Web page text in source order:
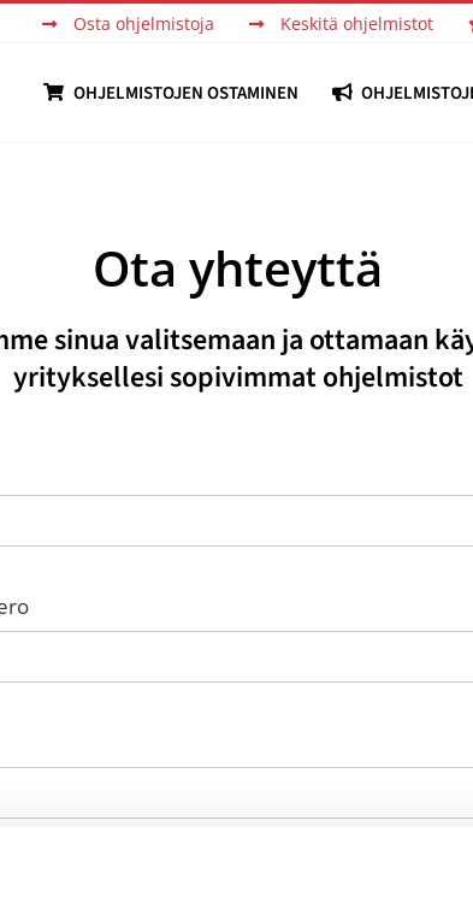
Osta ohjelmistoja Keskitä ohjelmistot
OHJELMISTOJEN OSTAMINEN
Ota yhteyttä
sinua valitsemaan ja ottamaan
yrityksellesi sopivimmat ohjelmistot